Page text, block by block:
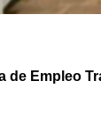
de Empleo